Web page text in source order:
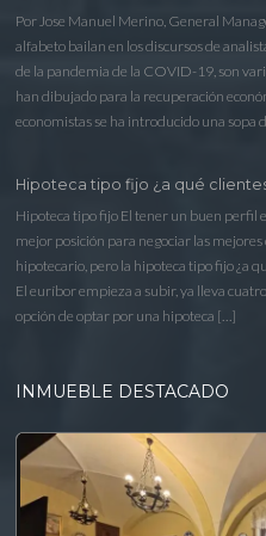
Por Jose Manuel Merino, General
alfabeto bailan en los discursos de
de la pandemia de la COVID-19, son
han dibujado para la recuperación
economistas se ha introducido una sopa
Hipoteca tipo fijo ¿a qué
Hipoteca tipo fijo El tener un buen perfil
mejor posición para negociar las
hipotecario, pero la hipoteca tipo fijo ¿a
El euríbor empieza a subir, ya lleva
opción de optar por una hipoteca […]
INMUEBLE DESTACADO